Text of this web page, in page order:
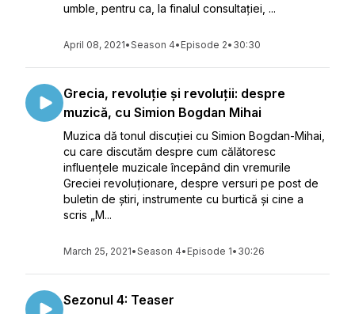
umble, pentru ca, la finalul consultației, ...
April 08, 2021•Season 4• Episode 2• 30:30
Grecia, revoluție și revoluții: despre
muzică, cu Simion Bogdan Mihai
Muzica dă tonul discuției cu Simion Bogdan-Mihai,
cu care discutăm despre cum călătoresc
influențele muzicale începând din vremurile
Greciei revoluționare, despre versuri pe post de
buletin de știri, instrumente cu burtică și cine a
scris „M...
March 25, 2021•Season 4• Episode 1• 30:26
Sezonul 4: Teaser